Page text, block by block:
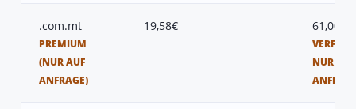
.com.mt
PREMIUM
(NUR AUF
ANFRAGE)
19,58€ 61,00€
NUR AUF